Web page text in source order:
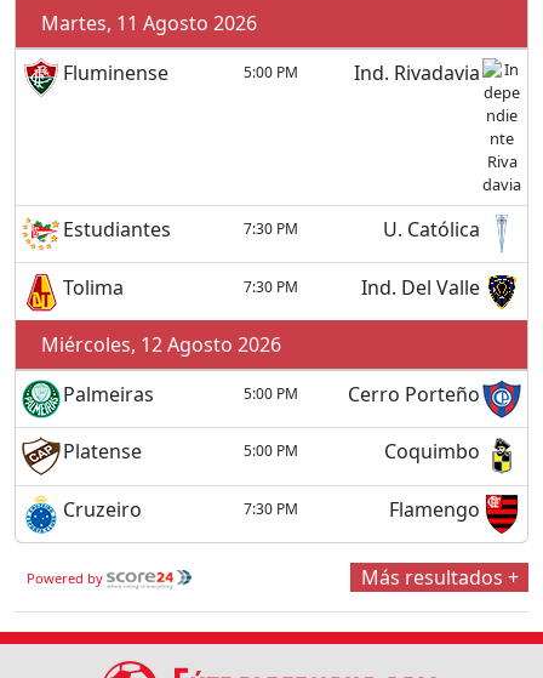
Martes, 11 Agosto 2026
Fluminense
5:00 PM Ind. Rivadavia
Estudiantes 7:30 PM U. Católica
Tolima 7:30 PM Ind. Del Valle
Miércoles, 12 Agosto 2026
Palmeiras
5:00 PM Cerro Porteño
Platense 5:00 PM Coquimbo
Cruzeiro 7:30 PM Flamengo
Powered by Más resultados +